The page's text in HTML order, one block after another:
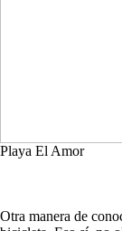
Playa El Amor
Otra manera de